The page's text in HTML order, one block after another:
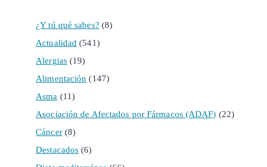
¿Y tú qué sabes? (8)
Actualidad (541)
Alergias(19)
Alimentación (147)
Asma (11)
Asociación de Afectados por Fármacos (ADAF) (22)
Cáncer(8)
Destacados (6)